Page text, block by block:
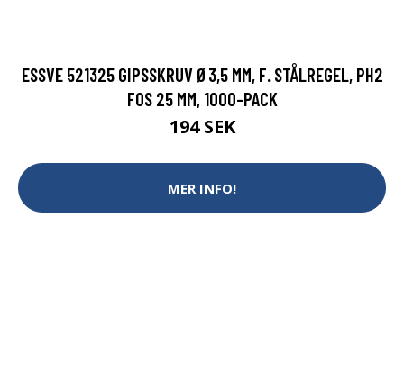
ESSVE 521325 GIPSSKRUV Ø3,5 MM, F. STÅLREGEL, PH2
FOS 25 MM, 1000-PACK
194 SEK
MER INFO!